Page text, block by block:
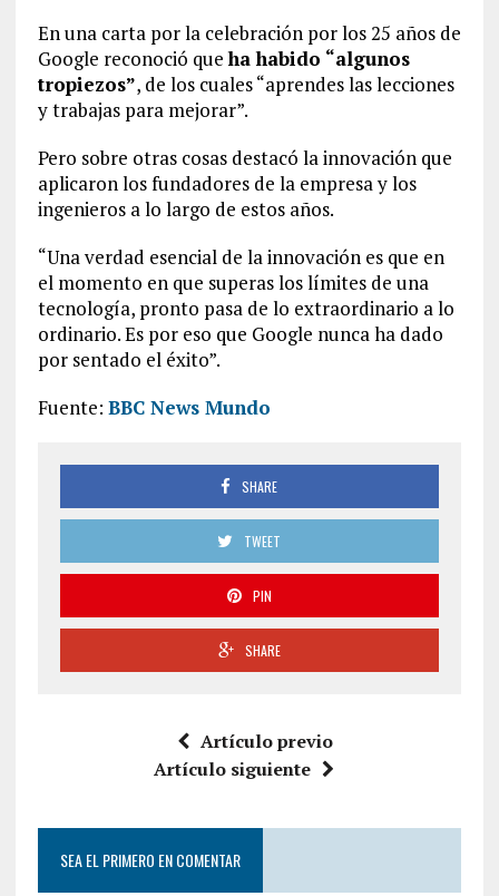
En una carta por la celebración por los 25 años de
Google reconoció queha habido “algunos
tropiezos”, de los cuales “aprendes las lecciones
y trabajas para mejorar”.
Pero sobre otras cosas destacó la innovación que
aplicaron los fundadores de la empresa y los
ingenieros a lo largo de estos años.
“Una verdad esencial de la innovación es que en
el momento en que superas los límites de una
tecnología, pronto pasa de lo extraordinario a lo
ordinario. Es por eso que Google nunca ha dado
por sentado el éxito”.
Fuente: BBC News Mundo
SHARE
TWEET
PIN
SHARE
Artículo previo
Artículo siguiente
SEA EL PRIMERO EN COMENTAR